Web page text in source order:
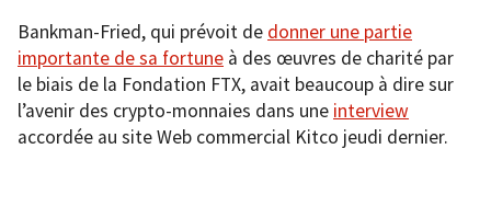
Bankman-Fried, qui prévoit de donner une partie
importante de sa fortune à des œuvres de charité par
le biais de la Fondation FTX, avait beaucoup à dire sur
l’avenir des crypto-monnaies dans une interview
accordée au site Web commercial Kitco jeudi dernier.